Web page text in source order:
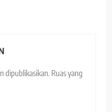
dipublikasikan. Ruas yang